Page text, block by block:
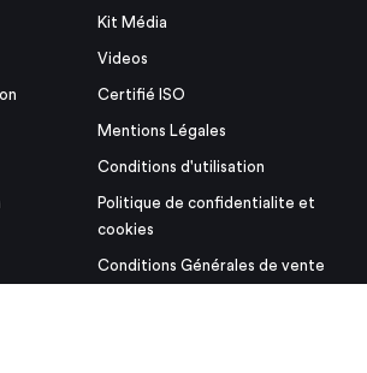
Kit Média
Videos
Certifié ISO
Mentions Légales
Conditions d'utilisation
Politique de confidentialite et
cookies
Conditions Générales de vente